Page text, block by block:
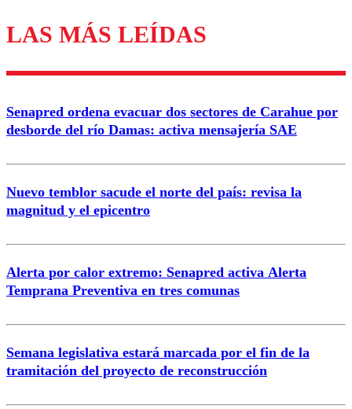
Los comentarios son moderados para garantizar un
diálogo respetuoso.
Nombre
Correo
LAS MÁS LEÍDAS
Senapred ordena evacuar dos sectores de Carahue por
desborde del río Damas: activa mensajería SAE
Nuevo temblor sacude el norte del país: revisa la
magnitud y el epicentro
Alerta por calor extremo: Senapred activa Alerta
Temprana Preventiva en tres comunas
Semana legislativa estará marcada por el fin de la
tramitación del proyecto de reconstrucción